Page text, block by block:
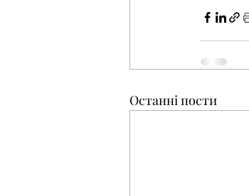
Останні пости